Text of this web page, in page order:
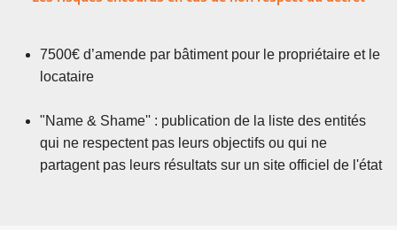
7500€ d’amende par bâtiment pour le propriétaire et le
locataire
"Name & Shame'' : publication de la liste des entités
qui ne respectent pas leurs objectifs ou qui ne
partagent pas leurs résultats sur un site officiel de l'état